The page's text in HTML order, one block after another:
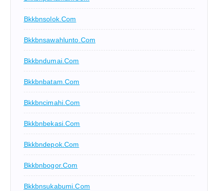
Bkkbnsolok.com
Bkkbnsawahlunto.com
Bkkbndumai.com
Bkkbnbatam.com
Bkkbncimahi.com
Bkkbnbekasi.com
Bkkbndepok.com
Bkkbnbogor.com
Bkkbnsukabumi.com